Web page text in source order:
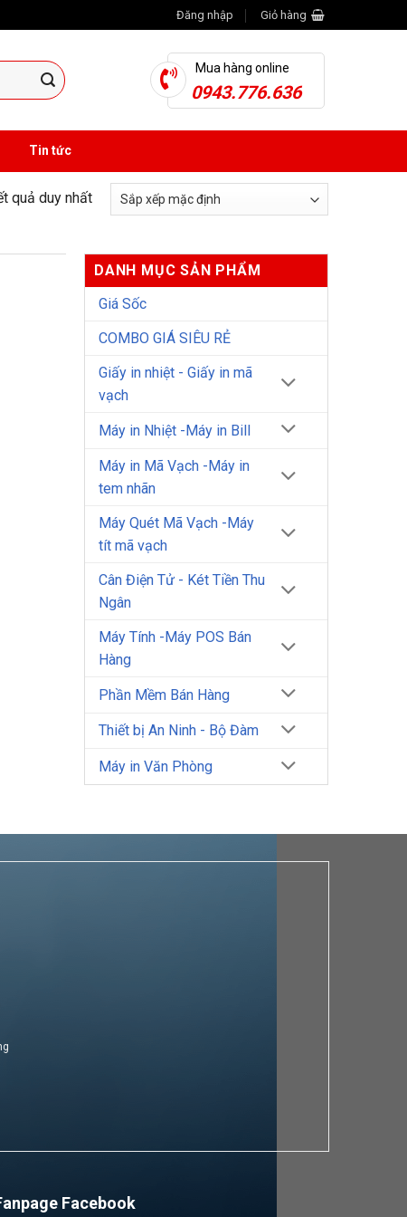
Đăng nhập Giỏ hàng
Mua hàng online
0943.776.636
Tin tức
quả duy nhất
DANH MỤC SẢN PHẨM
Giá Sốc
COMBO GIÁ SIÊU RẺ
Giấy in nhiệt - Giấy in mã
vạch
Máy in Nhiệt -Máy in Bill
Máy in Mã Vạch -Máy in
tem nhãn
Máy Quét Mã Vạch -Máy
tít mã vạch
Cân Điện Tử - Két Tiền Thu
Ngân
Máy Tính -Máy POS Bán
Hàng
Phần Mềm Bán Hàng
Thiết bị An Ninh - Bộ Đàm
Máy in Văn Phòng
Facebook